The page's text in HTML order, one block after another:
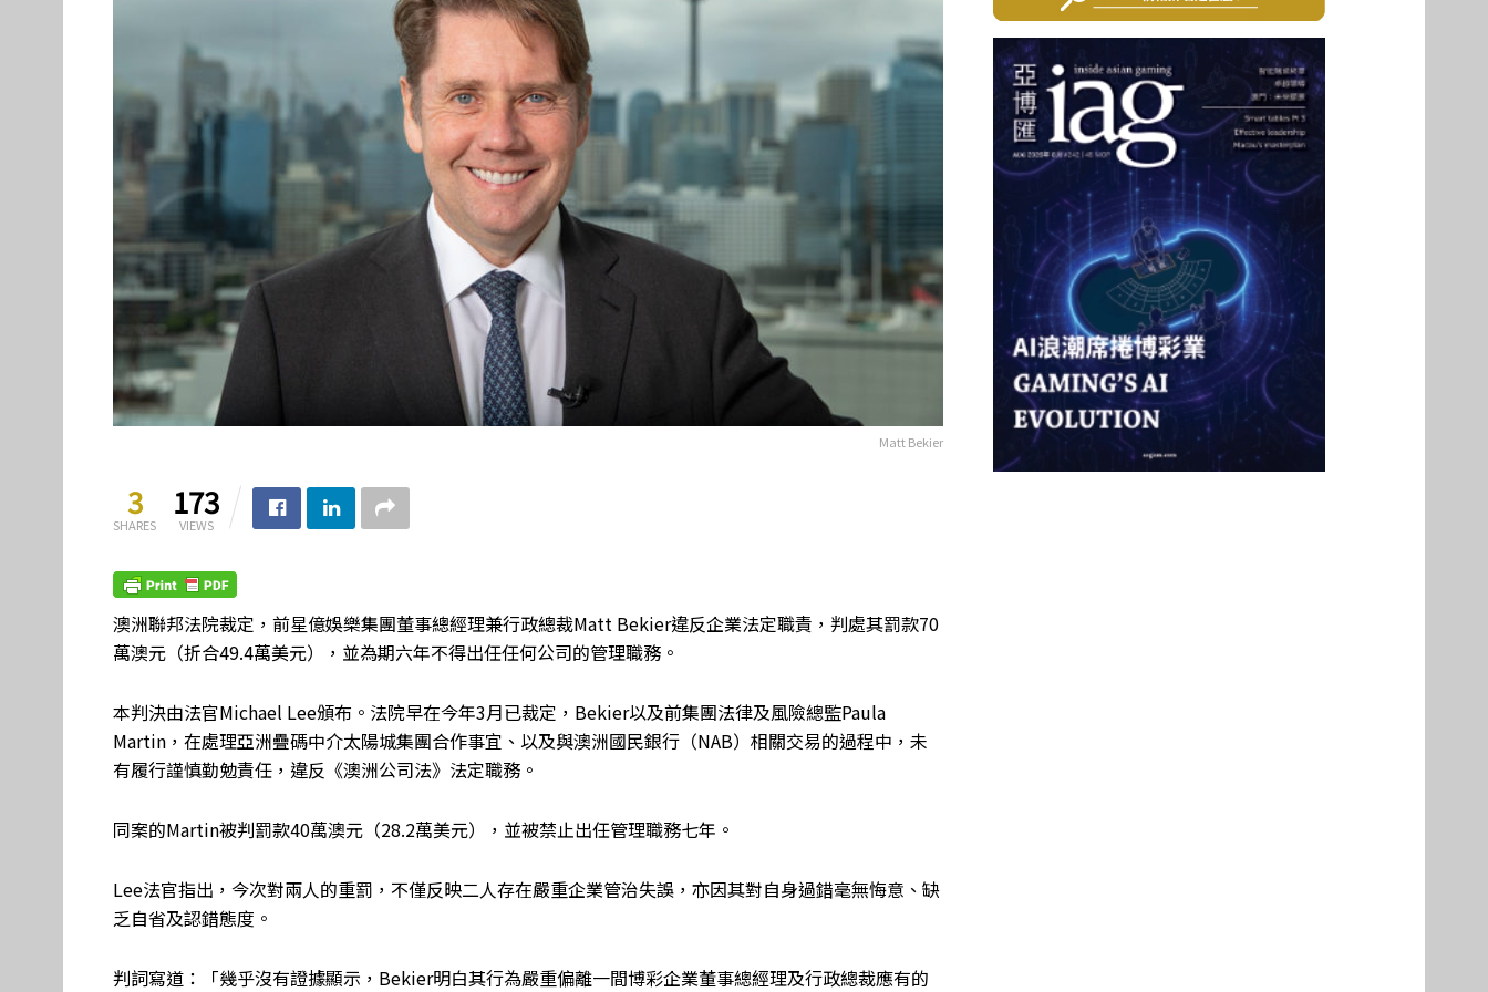
Matt Bekier
3
SHARES
173
VIEWS
澳洲聯邦法院裁定，前星億娛樂集團董事總經理兼行政總裁Matt Bekier違反企業法定職責，判處其罰款70
萬澳元（折合49.4萬美元），並為期六年不得出任任何公司的管理職務。
本判決由法官Michael Lee頒布。法院早在今年3月已裁定，Bekier以及前集團法律及風險總監Paula
Martin，在處理亞洲疊碼中介太陽城集團合作事宜、以及與澳洲國民銀行（NAB）相關交易的過程中，未
有履行謹慎勤勉責任，違反《澳洲公司法》法定職務。
同案的Martin被判罰款40萬澳元（28.2萬美元），並被禁止出任管理職務七年。
Lee法官指出，今次對兩人的重罰，不僅反映二人存在嚴重企業管治失誤，亦因其對自身過錯毫無悔意、缺
乏自省及認錯態度。
判詞寫道：「幾乎沒有證據顯示，Bekier明白其行為嚴重偏離一間博彩企業董事總經理及行政總裁應有的